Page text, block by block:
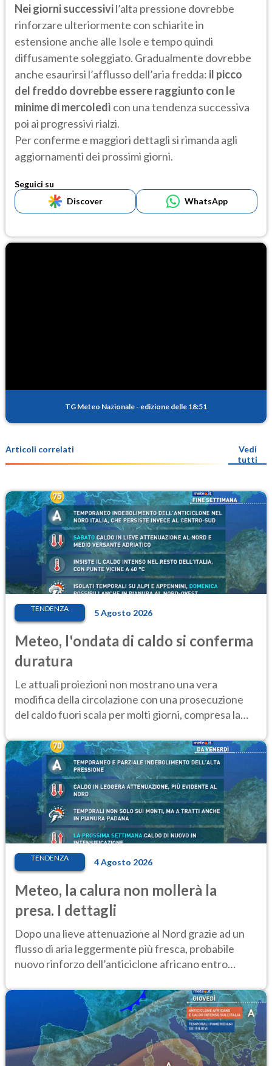
Nei giorni successivil’alta pressione dovrebbe
rinforzare ulteriormente con schiarite in
estensione anche alle Isole e tempo quindi
diffusamente soleggiato. Gradualmente dovrebbe
anche esaurirsi l’afflusso dell’aria fredda: il picco
del freddo dovrebbe essere raggiunto con le
minime di mercoledì con una tendenza successiva
poi ai progressivi rialzi.
Per conferme e maggiori dettagli si rimanda agli
aggiornamenti dei prossimi giorni.
Seguici su
Discover
WhatsApp
TG Meteo Nazionale - edizione delle 18:51
Articoli correlati
Vedi
tutti
TENDENZA 5 Agosto 2026
Meteo, l'ondata di caldo si conferma
duratura
Le attuali proiezioni non mostrano una vera
modifica della circolazione con una prosecuzione
del caldo fuori scala per molti giorni, compresa la
TENDENZA 4 Agosto 2026
Meteo, la calura non mollerà la
presa. I dettagli
Dopo una lieve attenuazione al Nord grazie ad un
flusso di aria leggermente più fresca, probabile
nuovo rinforzo dell’anticiclone africano entro